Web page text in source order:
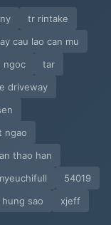
tr rintake
cau lao can mu
ngoc
tar
driveway
ngao
thao han
54019
sao
xjeff